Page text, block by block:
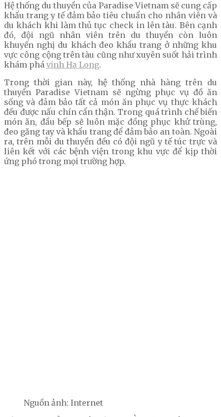
Hệ thống du thuyền của Paradise Vietnam sẽ cung cấp
khẩu trang y tế đảm bảo tiêu chuẩn cho nhân viên và
du khách khi làm thủ tục check in lên tàu. Bên cạnh
đó, đội ngũ nhân viên trên du thuyền còn luôn
khuyến nghị du khách đeo khẩu trang ở những khu
vực công cộng trên tàu cũng như xuyên suốt hải trình
khám phá vịnh Hạ Long.
Trong thời gian này, hệ thống nhà hàng trên du
thuyền Paradise Vietnam sẽ ngừng phục vụ đồ ăn
sống và đảm bảo tất cả món ăn phục vụ thực khách
đều được nấu chín cẩn thận. Trong quá trình chế biến
món ăn, đầu bếp sẽ luôn mặc đồng phục khử trùng,
đeo găng tay và khẩu trang để đảm bảo an toàn. Ngoài
ra, trên mỗi du thuyền đều có đội ngũ y tế túc trực và
liên kết với các bệnh viện trong khu vực để kịp thời
ứng phó trong mọi trường hợp.
Nguồn ảnh: Internet